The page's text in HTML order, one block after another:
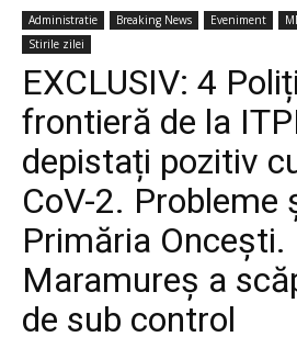
Administratie Breaking News Eveniment
Stirile zilei
EXCLUSIV: 4
frontieră de la
depistați pozitiv
CoV-2. Probleme
Primăria Oncești.
Maramureș a
de sub control